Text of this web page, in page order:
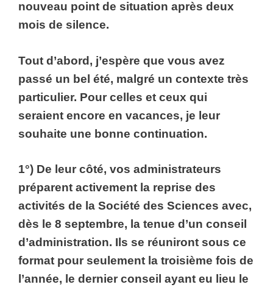
nouveau point de situation après deux
mois de silence.
Tout d’abord, j’espère que vous avez
passé un bel été, malgré un contexte très
particulier. Pour celles et ceux qui
seraient encore en vacances, je leur
souhaite une bonne continuation.
1°) De leur côté, vos administrateurs
préparent activement la reprise des
activités de la Société des Sciences avec,
dès le 8 septembre, la tenue d’un conseil
d’administration. Ils se réuniront sous ce
format pour seulement la troisième fois de
l’année, le dernier conseil ayant eu lieu le